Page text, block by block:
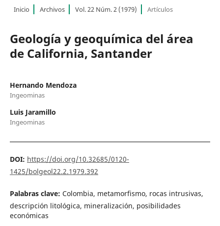
Inicio Archivos Vol. 22 Núm. 2 (1979) Artículos
Geología y geoquímica del área
de California, Santander
Hernando Mendoza
Ingeominas
Luis Jaramillo
Ingeominas
DOI: https://doi.org/10.32685/0120-
1425/bolgeol22.2.1979.392
Palabras clave: Colombia, metamorfismo, rocas intrusivas,
descripción litológica, mineralización, posibilidades
económicas